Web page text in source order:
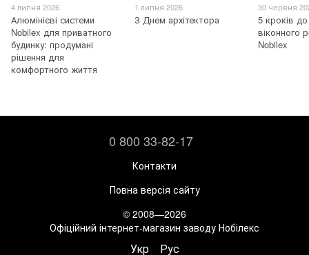
4 липня 2026
Алюмінієві системи
Nobilex для приватного
будинку: продумані
рішення для
комфортного життя
1 липня 2026
З Днем архітектора
30 червня
5 кроків
віконного
Nobilex
0 800 33-82-17
Контакти
Повна версія сайту
© 2008—2026
Офіційний інтернет-магазин заводу Нобілекс
Укр Рус